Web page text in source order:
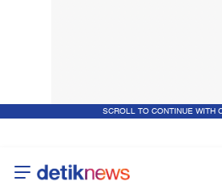
SCROLL TO CONTINUE WITH